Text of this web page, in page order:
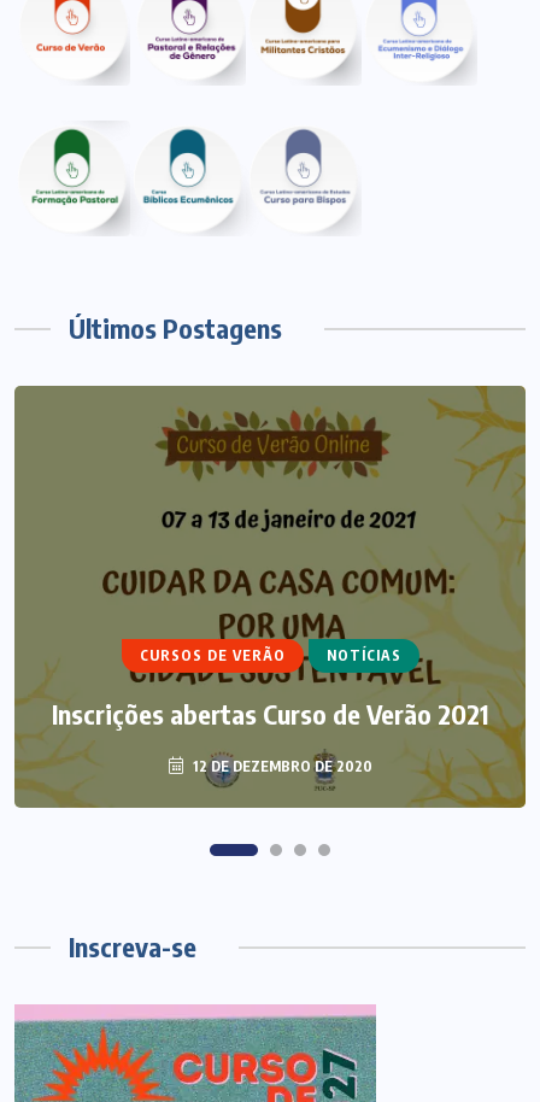
Últimos Postagens
CURSOS DE VERÃO NOTÍCIAS
Inscrições abertas Curso de Verão 2021
12 DE DEZEMBRO DE 2020
ARTIGOS CURSO DE ECUMENISMO
ECUMENISMO TRANSFORMADOR:
ENTRE A TERRA, OS POVOS E A
ESPERANÇA
6 DE AGOSTO DE 2026
Inscreva-se